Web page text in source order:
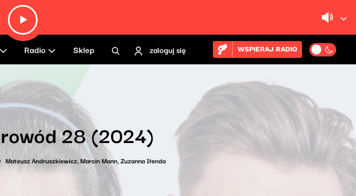
Radio Sklep zaloguj się WSPIERAJ RADIO
28 (2024)
Mateusz Andruszkiewicz,Marcin Mann,Zuzanna Iłenda